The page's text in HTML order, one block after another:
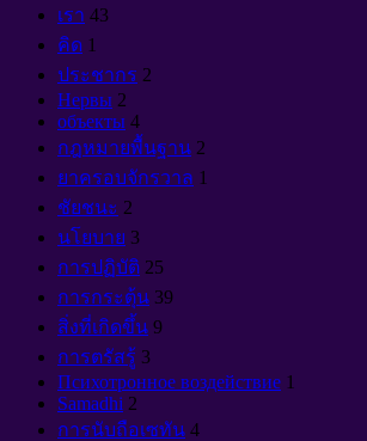
เรา 43
คิด 1
ประชากร 2
Нервы 2
объекты 4
กฎหมายพื้นฐาน 2
ยาครอบจักรวาล 1
ชัยชนะ 2
นโยบาย 3
การปฏิบัติ 25
การกระตุ้น 39
สิ่งที่เกิดขึ้น 9
การตรัสรู้ 3
Психотронное воздействие 1
Samadhi 2
การนับถือเซทัน 4